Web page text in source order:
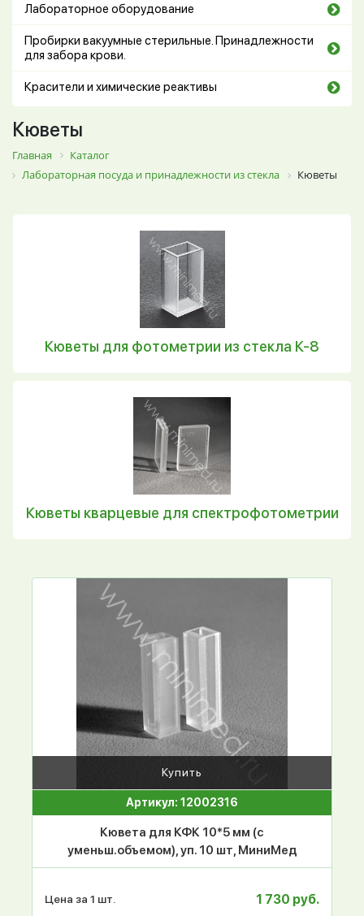
Лабораторное оборудование
Пробирки вакуумные стерильные. Принадлежности
для забора крови.
Красители и химические реактивы
Кюветы
Главная
Каталог
Лабораторная посуда и принадлежности из стекла
Кюветы
Кюветы для фотометрии из стекла К-8
Кюветы кварцевые для спектрофотометрии
Купить
Артикул: 12002316
Кювета для КФК 10*5 мм (с
уменьш.объемом), уп. 10 шт, МиниМед
Цена за 1 шт. 1 730 руб.